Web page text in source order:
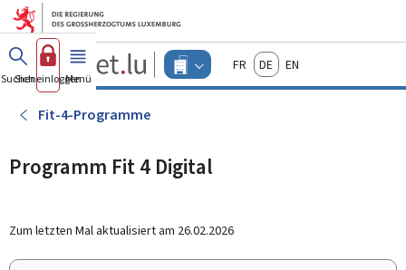
Zum Hauptmenü
Zum Inhalt
Guichet.lu
Changer
d'espace
actif
FrançaisDeutschEnglish
Suchen
Sich einloggen
Menü Haupt-
Fit-4-Programme
Programm Fit 4 Digital
Zum letzten Mal aktualisiert am 26.02.2026